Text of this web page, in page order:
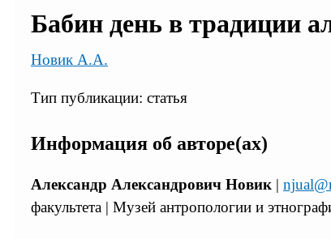
Бабин день в традиции
Новик А.А.
Тип публикации: статья
Информация об авторе(ах)
Александр Александрович Новик |
факультета | Музей антропологии и